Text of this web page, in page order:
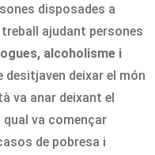
disposades a
ajudant persones
alcoholisme i
deixar el món
va anar deixant el
va començar
de pobresa i